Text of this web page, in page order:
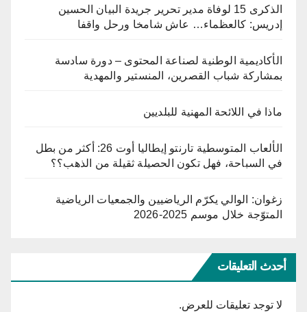
الذكرى 15 لوفاة مدير تحرير جريدة البيان الحسين
إدريس: كالعظماء… عاش شامخا ورحل واقفا
الأكاديمية الوطنية لصناعة المحتوى – دورة سادسة
بمشاركة شباب القصرين، المنستير والمهدية
ماذا في اللائحة المهنية للبلديين
الألعاب المتوسطية تارنتو إيطاليا أوت 26: أكثر من بطل
في السباحة، فهل تكون الحصيلة ثقيلة من الذهب؟؟
زغوان: الوالي يكرّم الرياضيين والجمعيات الرياضية
المتوّجة خلال موسم 2025-2026
أحدث التعليقات
لا توجد تعليقات للعرض.